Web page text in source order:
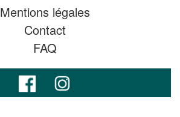
Mentions légales
Contact
FAQ